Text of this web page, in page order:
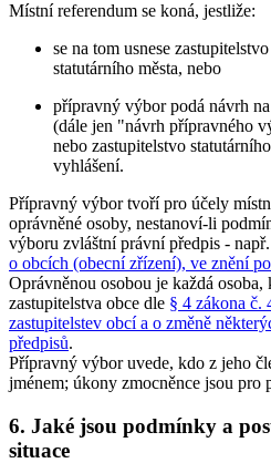
Místní referendum se koná, jestliže:
se na tom usnese
statutárního města, nebo
přípravný výbor podá návrh
(dále jen "návrh přípravného
nebo zastupitelstvo
vyhlášení.
Přípravný výbor tvoří pro účely
oprávněné osoby, nestanoví-li
výboru zvláštní právní předpis - např.
o obcích (obecní zřízení), ve znění
Oprávněnou osobou je každá
zastupitelstva obce dle § 4 zákona č.
zastupitelstev obcí a o změně
předpisů.
Přípravný výbor uvede, kdo z jeho
jménem; úkony zmocněnce jsou pro
6. Jaké jsou podmínky a
situace